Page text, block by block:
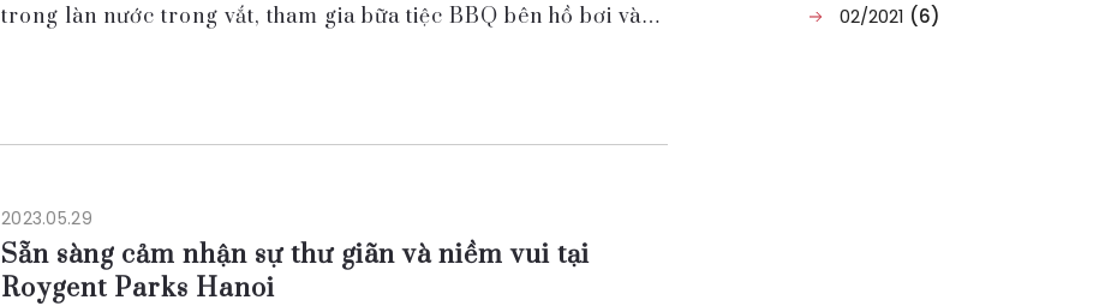
trong làn nước trong vắt, tham gia bữa tiệc BBQ bên hồ bơi và
2023.05.29
Sẵn sàng cảm nhận sự thư giãn và niềm vui tại
Roygent Parks Hanoi
02/2021 (6)